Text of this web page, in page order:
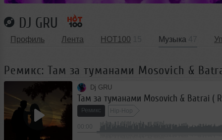
DJ GRU
Профиль Лента HOT100 Музыка
Ремикс: Там за туманами Mosovich &
Dj GRU
Там за туманами Mosovich & Batrai (
Ремикс Hip-Hop